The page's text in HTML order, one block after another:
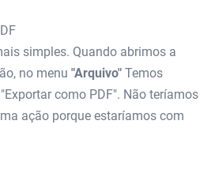
simples. Quando abrimos a
no menu "Arquivo" Temos
como PDF". Não teríamos
ação porque estaríamos com